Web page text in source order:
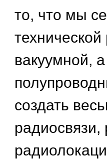
то, что мы
вакуумной,
создать
радиосвязи,